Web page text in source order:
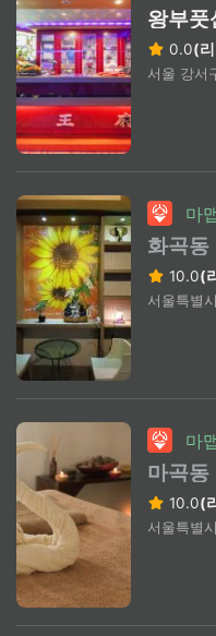
왕부
0.0(
마
화곡동
10.0(
서울특별
마
마곡동
10.0(